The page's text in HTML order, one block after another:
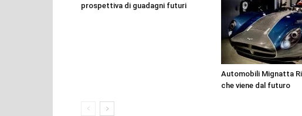
prospettiva di guadagni futuri
Automobili Mignatta
che viene dal futuro